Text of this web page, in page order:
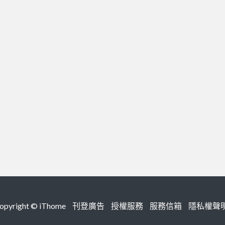
© iThome 刊登廣告 授權服務 服務信箱 隱私權聲